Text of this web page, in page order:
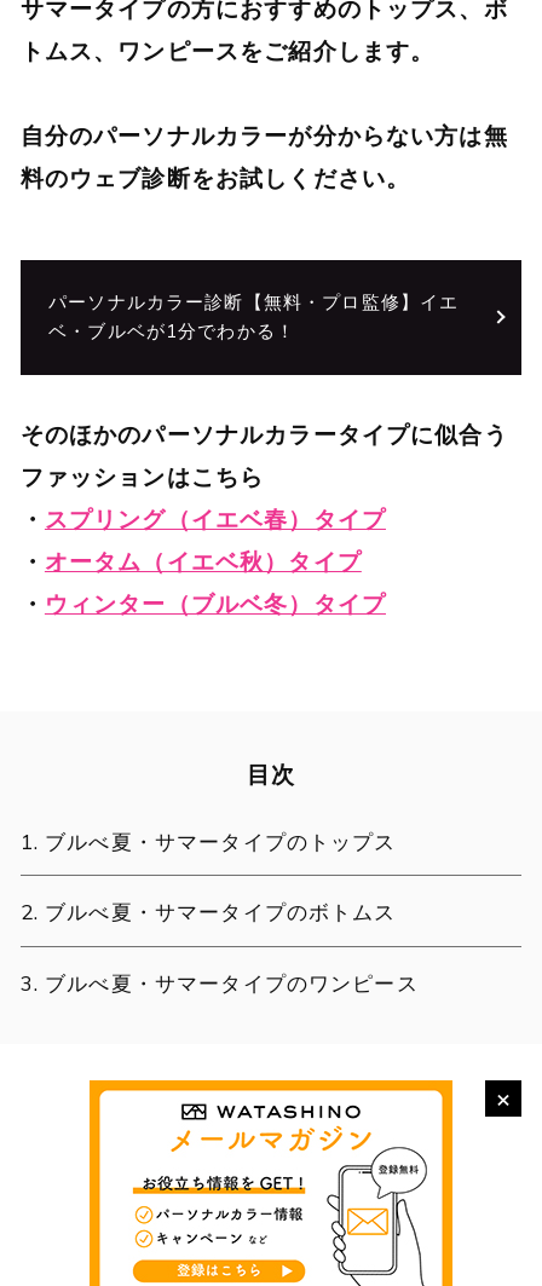
サマータイプの方におすすめのトップス、ボ
トムス、ワンピースをご紹介します。
自分のパーソナルカラーが分からない方は無
料のウェブ診断をお試しください。
パーソナルカラー診断【無料・プロ監修】イエ
ベ・ブルベが1分でわかる！
そのほかのパーソナルカラータイプに似合う
ファッションはこちら
・ スプリング（イエベ春）タイプ
・ オータム（イエベ秋）タイプ
・ ウィンター（ブルベ冬）タイプ
目次
ブルべ夏・サマータイプのトップス
ブルべ夏・サマータイプのボトムス
ブルべ夏・サマータイプのワンピース
×